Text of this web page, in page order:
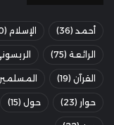
أحمد (36) الإسلام (30)
الرائعة (75)
القرآن (19)
حوار (23) حول (15)